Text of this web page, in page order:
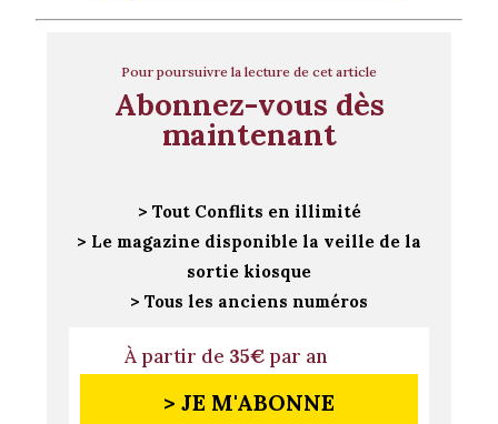
Pour poursuivre la lecture de cet article
Abonnez-vous dès
maintenant
> Tout Conflits en illimité
> Le magazine disponible la veille de la
sortie kiosque
> Tous les anciens numéros
À partir de 35€par an
> JE M'ABONNE